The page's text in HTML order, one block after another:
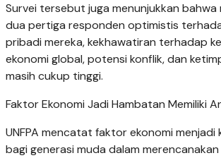
Survei tersebut juga menunjukkan
dua pertiga responden optimistis
pribadi mereka, kekhawatiran terhadap
ekonomi global, potensi konflik, dan
masih cukup tinggi.
Faktor Ekonomi Jadi Hambatan Memiliki
UNFPA mencatat faktor ekonomi
bagi generasi muda dalam